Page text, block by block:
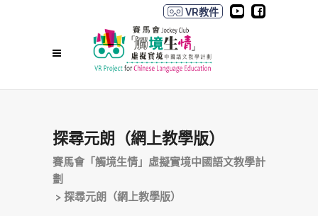
VR教件
探尋元朗（網上教學版）
賽馬會「觸境生情」虛擬實境中國語文教學計
劃
> 探尋元朗（網上教學版）